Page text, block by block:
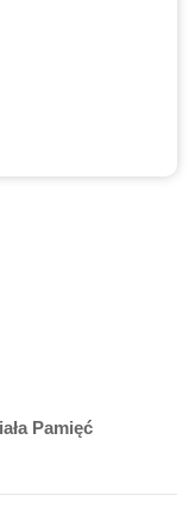
Pamięć